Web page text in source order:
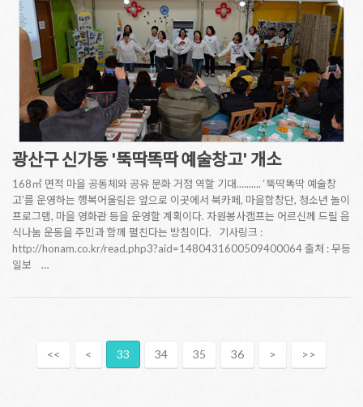
광산구 신가동 '뚝딱똑딱 예술창고' 개소
168㎡ 면적 마을 공동체와 공유 문화 거점 역할 기대.......... ‘뚝딱똑딱 예술창
고’를 운영하는 행복어울림은 앞으로 이곳에서 북카페, 마을합창단, 청소년 놀이
프로그램, 마을 영화관 등을 운영할 계획이다. 자원봉사캠프는 어르신께 드릴 음
식나눔 운동을 주민과 함께 펼친다는 방침이다. 기사링크 :
http://honam.co.kr/read.php3?aid=1480431600509400064 출처 : 무등
일보 …
<< < 33 34 35 36 > >>